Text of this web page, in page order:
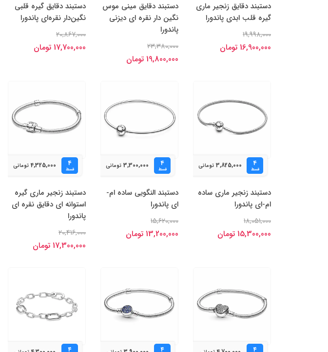
دستبند دقایق زنجیر ماری
گیره قلب ابدی پاندورا
19,998,000
16,900,000 تومان
دستبند دقایق مینی موس
نگین دار نقره ای دیزنی
پاندورا
23,380,000
19,800,000 تومان
دستبند دقایق گیره قلبی
نگین‌دار نقره‌ای پاندورا
20,867,000
17,700,000 تومان
۴
قسط 3,825,000 تومانی
دستبند زنجیر ماری ساده
ام-ای پاندورا
18,051,000
15,300,000 تومان
۴
قسط 3,300,000 تومانی
دستبند النگویی ساده ام-
ای پاندورا
15,620,000
13,200,000 تومان
۴
قسط 4,325,000 تومانی
دستبند زنجیر ماری گیره
استوانه ای دقایق نقره ای
پاندورا
20,416,000
17,300,000 تومان
۴ ۴ ۴